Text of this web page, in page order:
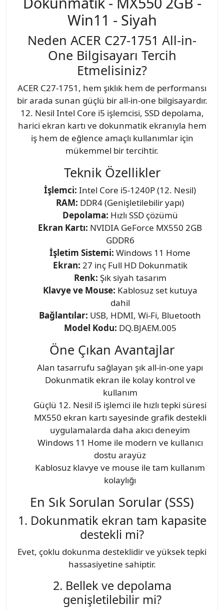
Win11 - Siyah
Neden ACER C27-1751 All-in-
One Bilgisayarı Tercih
Etmelisiniz?
ACER C27-1751, hem şıklık hem de performansı
bir arada sunan güçlü bir all-in-one bilgisayardır.
12. Nesil Intel Core i5 işlemcisi, SSD depolama,
harici ekran kartı ve dokunmatik ekranıyla hem
iş hem de eğlence amaçlı kullanımlar için
mükemmel bir tercihtir.
Teknik Özellikler
İşlemci: Intel Core i5-1240P (12. Nesil)
RAM: DDR4 (Genişletilebilir yapı)
Depolama: Hızlı SSD çözümü
Ekran Kartı: NVIDIA GeForce MX550 2GB
GDDR6
İşletim Sistemi: Windows 11 Home
Ekran: 27 inç Full HD Dokunmatik
Renk: Şık siyah tasarım
Klavye ve Mouse: Kablosuz set kutuya
dahil
Bağlantılar: USB, HDMI, Wi-Fi, Bluetooth
Model Kodu: DQ.BJAEM.005
Öne Çıkan Avantajlar
Alan tasarrufu sağlayan şık all-in-one yapı
Dokunmatik ekran ile kolay kontrol ve
kullanım
Güçlü 12. Nesil i5 işlemci ile hızlı tepki süresi
MX550 ekran kartı sayesinde grafik destekli
uygulamalarda daha akıcı deneyim
Windows 11 Home ile modern ve kullanıcı
dostu arayüz
Kablosuz klavye ve mouse ile tam kullanım
kolaylığı
En Sık Sorulan Sorular (SSS)
1. Dokunmatik ekran tam kapasite
destekli mi?
Evet, çoklu dokunma desteklidir ve yüksek tepki
hassasiyetine sahiptir.
2. Bellek ve depolama
genişletilebilir mi?